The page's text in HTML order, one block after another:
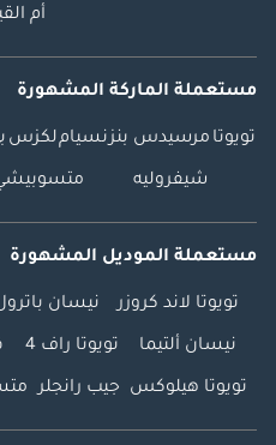
أم
مستعملة الماركة المشهورة
تويوتا مرسيدس بنزنسياملكزس
شيفروليه
مستعملة الموديل المشهورة
تويوتا لاند كروزر نيسان
نيسان ألتيما تويوتا راف 4
تويوتا هيلوكس جيب رانجلر